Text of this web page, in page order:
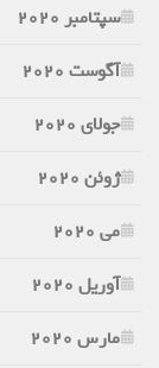
سپتامبر 2020
آگوست 2020
جولای 2020
ژوئن 2020
می 2020
آوریل 2020
مارس 2020